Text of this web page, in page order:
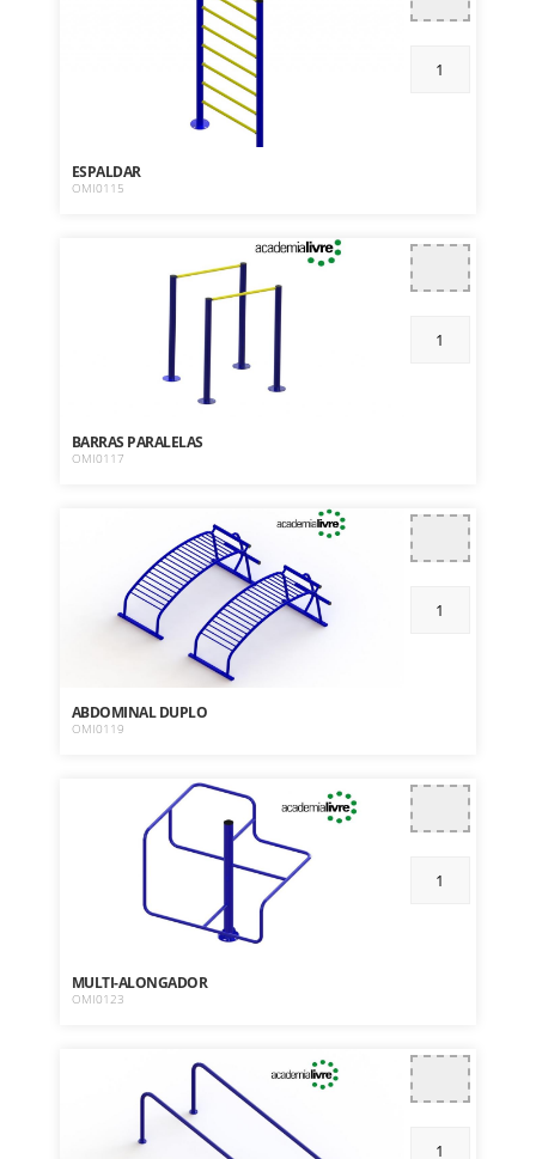
ESPALDAR
OMI0115
BARRAS PARALELAS
OMI0117
ABDOMINAL DUPLO
OMI0119
MULTI-ALONGADOR
OMI0123